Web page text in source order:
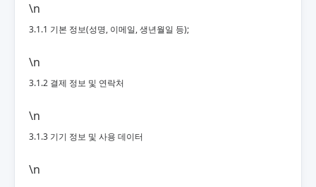
\n
3.1.1 기본 정보(성명, 이메일, 생년월일 등);
\n
3.1.2 결제 정보 및 연락처
\n
3.1.3 기기 정보 및 사용 데이터
\n